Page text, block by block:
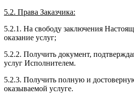
5.2. Права Заказчика:
5.2.1. На свободу заключения
оказание услуг;
5.2.2. Получить документ,
услуг Исполнителем.
5.2.3. Получить полную и
оказываемой услуге.